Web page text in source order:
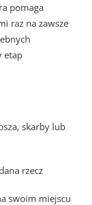
pomaga
raz na zawsze
etap
skarby lub
rzecz
swoim miejscu